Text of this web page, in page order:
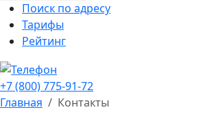
Поиск по адресу
Тарифы
Рейтинг
+7 (800) 775-91-72
Главная
Контакты